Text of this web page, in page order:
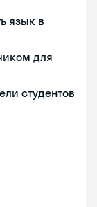
язык в
для
студентов